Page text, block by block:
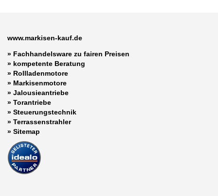
www.markisen-kauf.de
» Fachhandelsware zu fairen Preisen
» kompetente Beratung
» Rollladenmotore
» Markisenmotore
» Jalousieantriebe
» Torantriebe
» Steuerungstechnik
» Terrassenstrahler
» Sitemap